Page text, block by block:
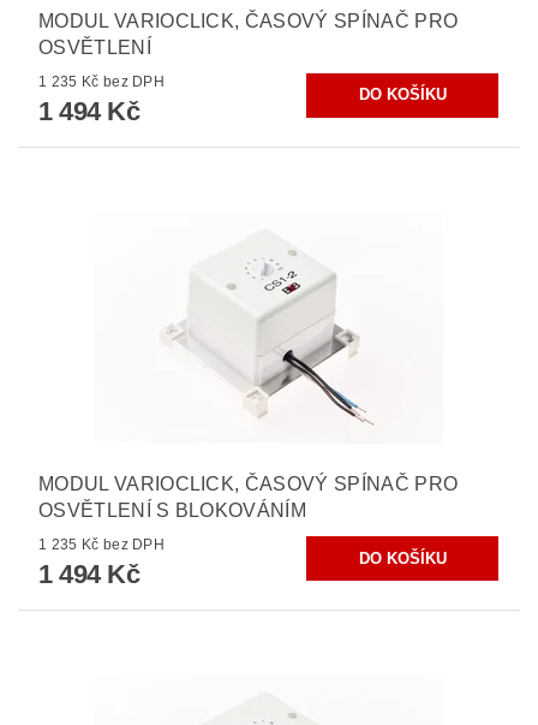
MODUL VARIOCLICK, ČASOVÝ SPÍNAČ PRO
OSVĚTLENÍ
1 235 Kč bez DPH
1 494 Kč
MODUL VARIOCLICK, ČASOVÝ SPÍNAČ PRO
OSVĚTLENÍ S BLOKOVÁNÍM
1 235 Kč bez DPH
1 494 Kč